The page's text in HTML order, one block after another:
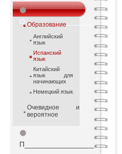
⚫
О_________________
Образование
Английский
язык
Испанский
язык
Китайский
язык для
начинающих
Немецкий язык
Очевидное и
вероятное
⚫
П_________________